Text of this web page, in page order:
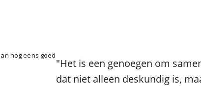
nog eens goed
"Het is een genoegen om
dat niet alleen deskundig is,